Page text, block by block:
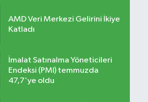
AMD Veri Merkezi Gelirini İkiye
Katladı
İmalat Satınalma Yöneticileri
Endeksi (PMI) temmuzda
47,7'ye oldu